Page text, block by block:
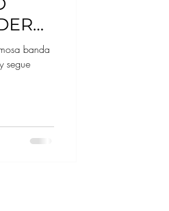
segue